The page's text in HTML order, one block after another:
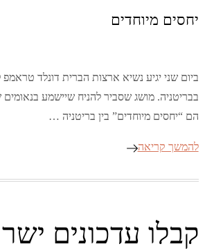
יחסים מיוחדים
ביום שני יגיע נשיא ארצות הברית דונלד טראמפ
בבריטניה. מושג שסביר להניח שיישמע בנאומים
הם “יחסים מיוחדים” בין בריטניה …
להמשך קריאה
קבלו עדכונים